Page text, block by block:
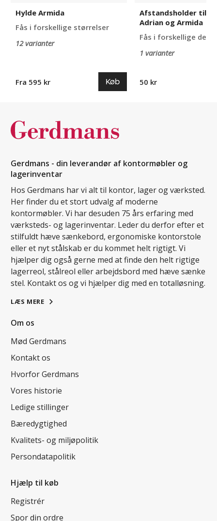
Hylde Armida
Fås i forskellige størrelser
12 varianter
Fra 595 kr Køb
Afstandsholder til
Adrian og Armida
Fås i forskellige
1 varianter
50 kr
Gerdmans - din leverandør af kontormøbler og
lagerinventar
Hos Gerdmans har vi alt til kontor, lager og værksted.
Her finder du et stort udvalg af moderne
kontormøbler. Vi har desuden 75 års erfaring med
værksteds- og lagerinventar. Leder du derfor efter et
stilfuldt hæve sænkebord, ergonomiske kontorstole
eller et nyt stålskab er du kommet helt rigtigt. Vi
hjælper dig også gerne med at finde den helt rigtige
lagerreol, stålreol eller arbejdsbord med hæve sænke
stel. Kontakt os og vi hjælper dig med en totalløsning.
LÆS MERE
Om os
Mød Gerdmans
Kontakt os
Hvorfor Gerdmans
Vores historie
Ledige stillinger
Bæredygtighed
Kvalitets- og miljøpolitik
Persondatapolitik
Hjælp til køb
Registrér
Spor din ordre